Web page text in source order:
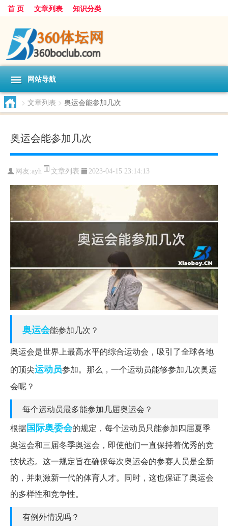
首 页 文章列表 知识分类
网站导航
> 文章列表 > 奥运会能参加几次
奥运会能参加几次
网友:ayh 文章列表 2023-04-15 23:14:13
奥运会能参加几次？
奥运会是世界上最高水平的综合运动会，吸引了全球各地
的顶尖运动员参加。那么，一个运动员能够参加几次奥运
会呢？
每个运动员最多能参加几届奥运会？
根据国际奥委会的规定，每个运动员只能参加四届夏季
奥运会和三届冬季奥运会，即使他们一直保持着优秀的竞
技状态。这一规定旨在确保每次奥运会的参赛人员是全新
的，并刺激新一代的体育人才。同时，这也保证了奥运会
的多样性和竞争性。
有例外情况吗？